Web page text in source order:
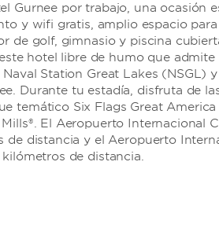
Gurnee por trabajo, una ocasión
y wifi gratis, amplio espacio
de golf, gimnasio y piscina
hotel libre de humo que admite
Station Great Lakes (NSGL)
Durante tu estadía, disfruta de
temático Six Flags Great
El Aeropuerto Internacional
de distancia y el Aeropuerto
de distancia.